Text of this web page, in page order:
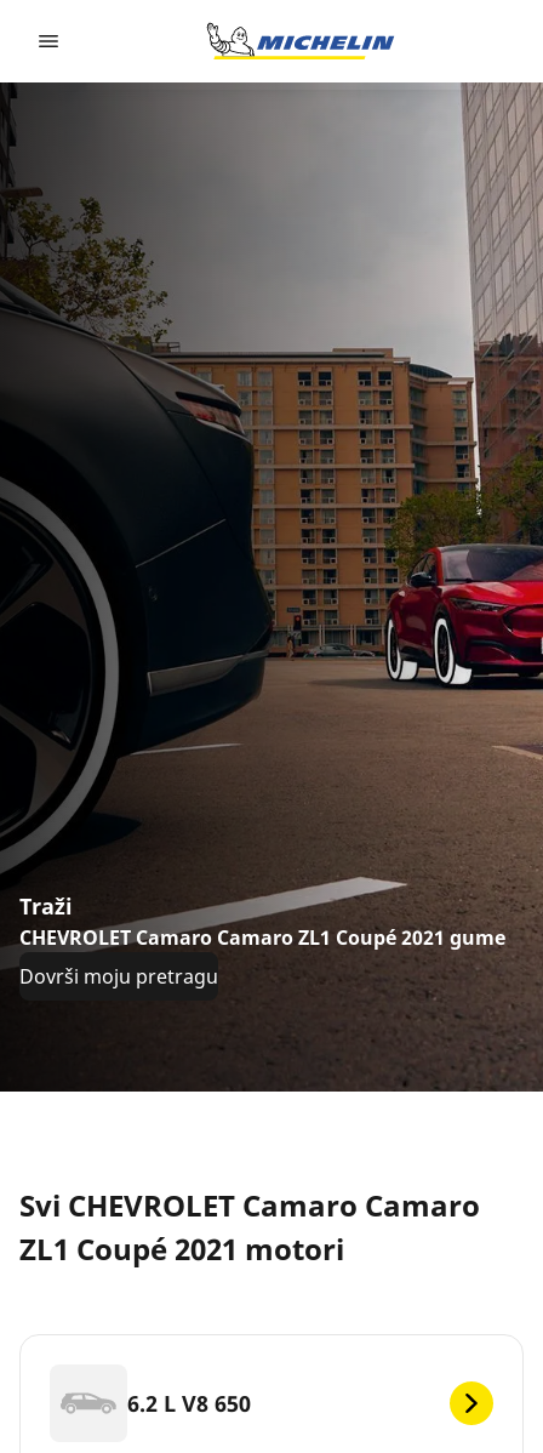
Traži
CHEVROLET Camaro Camaro ZL1 Coupé 2021 gume
Dovrši moju pretragu
Svi CHEVROLET Camaro Camaro
ZL1 Coupé 2021 motori
6.2 L V8 650